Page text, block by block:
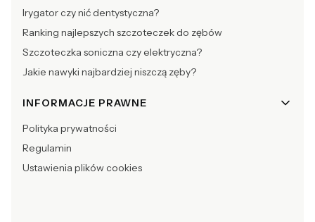
Irygator czy nić dentystyczna?
Ranking najlepszych szczoteczek do zębów
Szczoteczka soniczna czy elektryczna?
Jakie nawyki najbardziej niszczą zęby?
INFORMACJE PRAWNE
Polityka prywatności
Regulamin
Ustawienia plików cookies